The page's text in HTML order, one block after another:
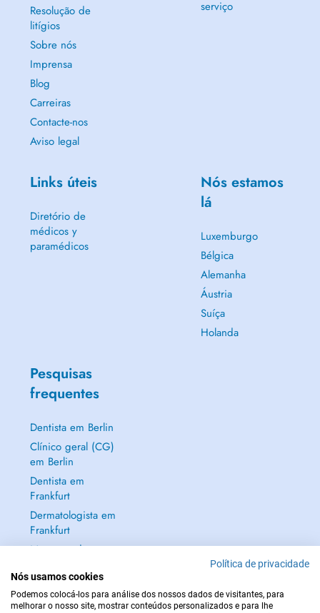
Resolução de
litígios
Sobre nós
Imprensa
Blog
Carreiras
Contacte-nos
Aviso legal
serviço
Links úteis
Diretório de
médicos y
paramédicos
Nós estamos
lá
Luxemburgo
Bélgica
Alemanha
Áustria
Suíça
Holanda
Pesquisas
frequentes
Dentista em Berlin
Clínico geral (CG)
em Berlin
Dentista em
Frankfurt
Dermatologista em
Frankfurt
Mostrar tudo →
Política de privacidade
Nós usamos cookies
Podemos colocá-los para análise dos nossos dados de visitantes, para
melhorar o nosso site, mostrar conteúdos personalizados e para lhe